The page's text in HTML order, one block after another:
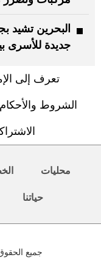
البحرين تشيد
جديدة للأسرى
تعرف إلى
الشروط والأحكام
محليات
حياتنا
جميع الحقوق